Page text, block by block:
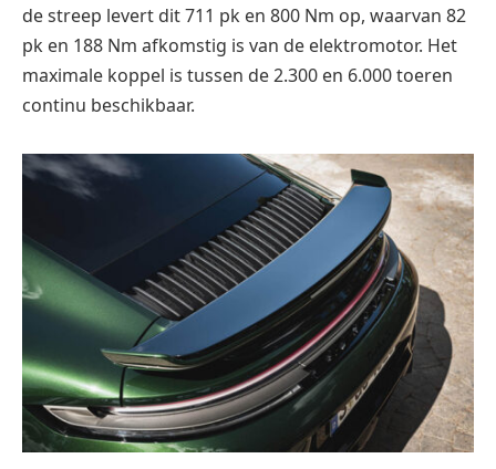
de streep levert dit 711 pk en 800 Nm op, waarvan 82
pk en 188 Nm afkomstig is van de elektromotor. Het
maximale koppel is tussen de 2.300 en 6.000 toeren
continu beschikbaar.